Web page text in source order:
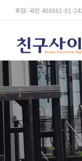
후원: 국민 408801-01-